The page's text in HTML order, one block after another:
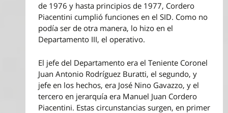
de 1976 y hasta principios de 1977, Cordero
Piacentini cumplió funciones en el SID. Como no
podía ser de otra manera, lo hizo en el
Departamento III, el operativo.
El jefe del Departamento era el Teniente Coronel
Juan Antonio Rodríguez Buratti, el segundo, y
jefe en los hechos, era José Nino Gavazzo, y el
tercero en jerarquía era Manuel Juan Cordero
Piacentini. Estas circunstancias surgen, en primer